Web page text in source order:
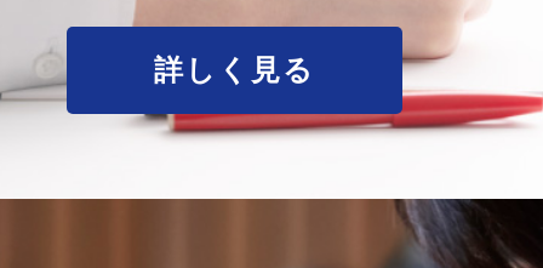
詳しく見る